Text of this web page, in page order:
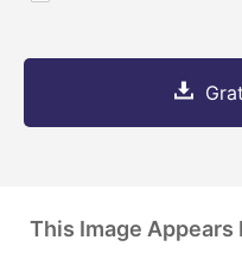
This Image Appears